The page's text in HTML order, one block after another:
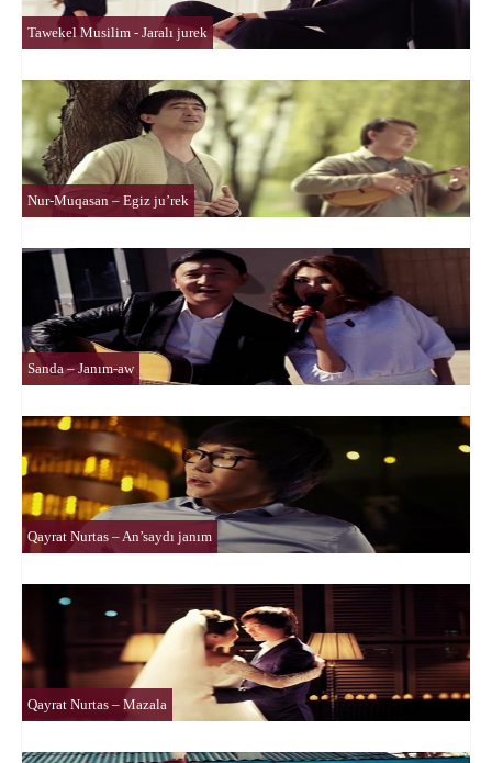
Tawekel Musilim - Jaralı jurek
Nur-Muqasan – Egiz ju’rek
Sanda – Janım-aw
Qayrat Nurtas – An’saydı janım
Qayrat Nurtas – Mazala